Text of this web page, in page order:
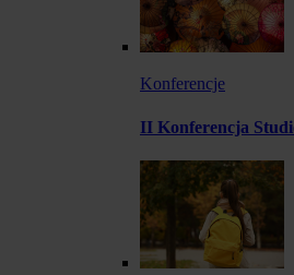
Konferencje
II Konferencja